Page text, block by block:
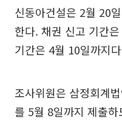
신동아건설은 2월 20
한다. 채권 신고 기간
기간은 4월 10일까지
조사위원은 삼정회계
를 5월 8일까지 제출